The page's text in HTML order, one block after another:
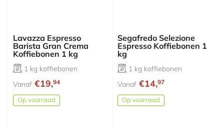
Lavazza Espresso
Barista Gran Crema
Koffiebonen 1 kg
1 kg koffiebonen
Vanaf €19,94
Op voorraad
Segafredo Selezione
Espresso Koffiebonen 1
kg
1 kg koffiebonen
Vanaf €14,97
Op voorraad